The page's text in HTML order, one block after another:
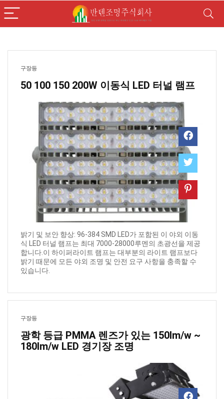
구장등
50 100 150 200W 이동식 LED 터널 램프
밝기 및 보안 향상: 96-384 SMD LED가 포함된 이 야외 이동
식 LED 터널 램프는 최대 7000-28000루멘의 초광선을 제공
합니다.이 하이퍼라이트 램프는 대부분의 라이트 램프보다
밝기 때문에 모든 야외 조명 및 안전 요구 사항을 충족할 수
있습니다.
구장등
광학 등급 PMMA 렌즈가 있는 150lm/w ~
180lm/w LED 경기장 조명